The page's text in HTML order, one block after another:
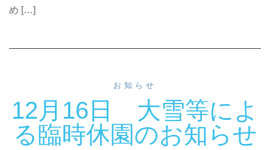
め […]
お知らせ
12月16日 大雪等によ
る臨時休園のお知らせ